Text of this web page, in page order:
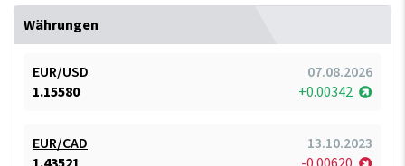
Währungen
EUR/USD
07.08.2026
1.15580
+0.00342
EUR/CAD
13.10.2023